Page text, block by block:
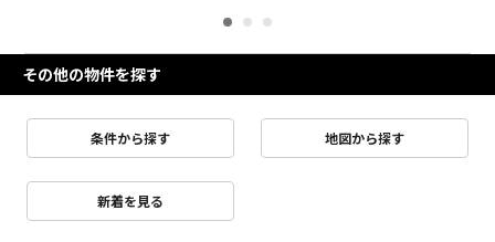
その他の物件を探す
条件から探す 地図から探す
新着を見る